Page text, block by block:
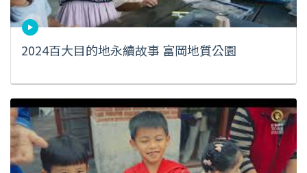
2024百大目的地永續故事 富岡地質公園